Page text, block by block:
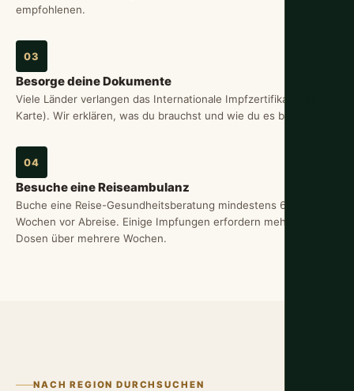
empfohlenen.
03
Besorge deine Dokumente
Viele Länder verlangen das Internationale Impfzertifikat (gelber
Karte). Wir erklären, was du brauchst und wie du es bekommst.
04
Besuche eine Reiseambulanz
Buche eine Reise-Gesundheitsberatung mindestens 6-8
Wochen vor Abreise. Einige Impfungen erfordern mehrere
Dosen über mehrere Wochen.
NACH REGION DURCHSUCHEN